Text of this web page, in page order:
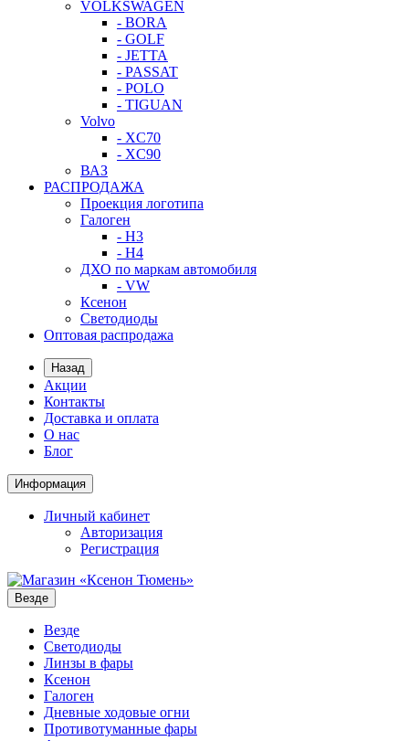
VOLKSWAGEN
- BORA
- GOLF
- JETTA
- PASSAT
- POLO
- TIGUAN
Volvo
- XC70
- XC90
ВАЗ
РАСПРОДАЖА
Проекция логотипа
Галоген
- H3
- H4
ДХО по маркам автомобиля
- VW
Ксенон
Светодиоды
Оптовая распродажа
Назад
Акции
Контакты
Доставка и оплата
О нас
Блог
Информация
Личный кабинет
Авторизация
Регистрация
Везде
Везде
Светодиоды
Линзы в фары
Ксенон
Галоген
Дневные ходовые огни
Противотуманные фары